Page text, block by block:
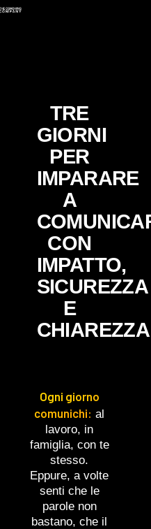
TRE
GIORNI
PER
IMPARARE
A
CON
IMPATTO,
SICUREZZA
E
CHIAREZZA
Ogni giorno
comunichi: al
lavoro, in
famiglia, con te
stesso.
Eppure, a volte
senti che le
parole non
bastano, che il